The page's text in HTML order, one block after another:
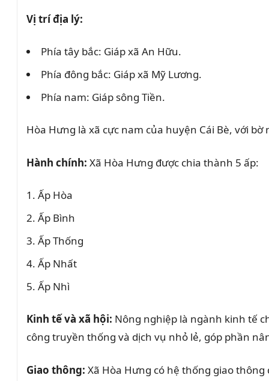
Vị trí địa lý:
Phía tây bắc: Giáp xã An Hữu.
Phía đông bắc: Giáp xã Mỹ Lương.
Phía nam: Giáp sông Tiền.
Hòa Hưng là xã cực nam của huyện Cái Bè, với
Hành chính: Xã Hòa Hưng được chia thành 5 ấp:
Ấp Hòa
Ấp Bình
Ấp Thống
Ấp Nhất
Ấp Nhì
Kinh tế và xã hội: Nông nghiệp là ngành kinh tế
công truyền thống và dịch vụ nhỏ lẻ, góp phần
Giao thông: Xã Hòa Hưng có hệ thống giao